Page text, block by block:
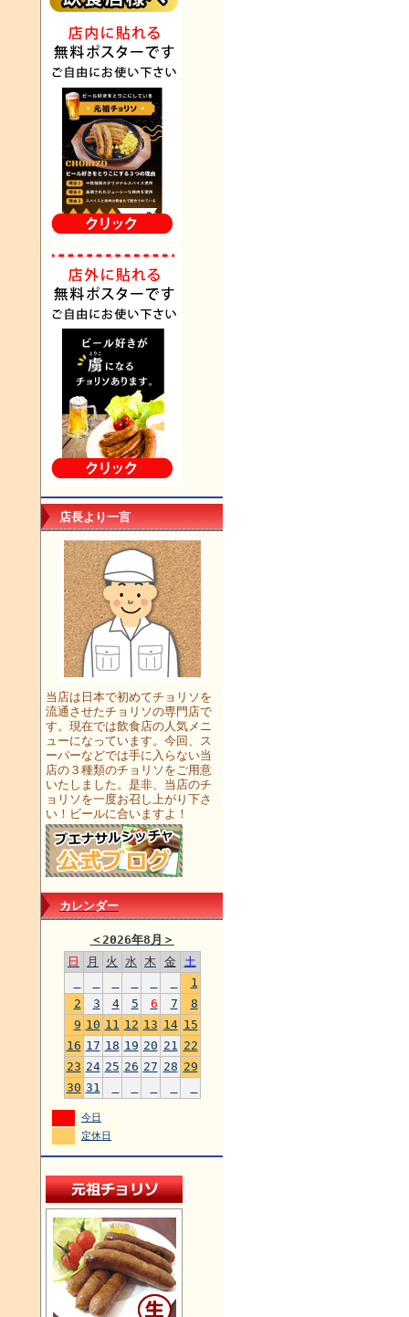
店長より一言
当店は日本で初めてチョリソを
流通させたチョリソの専門店で
す。現在では飲食店の人気メニ
ューになっています。今回、ス
ーパーなどでは手に入らない当
店の３種類のチョリソをご用意
いたしました。是非、当店のチ
ョリソを一度お召し上がり下さ
い！ビールに合いますよ！
カレンダー
＜2026年8月 ＞
日
月 火 水 木 金
土
1
2
3 4 5 6 7
8
9 10 11 12 13 14 15
16 17 18 19 20 21 22
23 24 25 26 27 28 29
30 31
今日
定休日